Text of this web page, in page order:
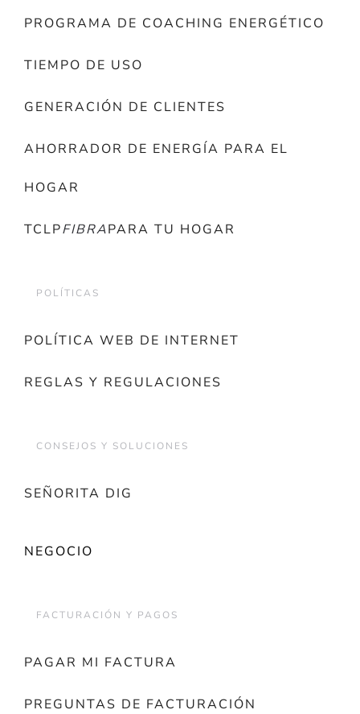
PROGRAMA DE COACHING ENERGÉTICO
TIEMPO DE USO
GENERACIÓN DE CLIENTES
AHORRADOR DE ENERGÍA PARA EL
HOGAR
TCLPFIBRAPARA TU HOGAR
POLÍTICAS
POLÍTICA WEB DE INTERNET
REGLAS Y REGULACIONES
CONSEJOS Y SOLUCIONES
SEÑORITA DIG
NEGOCIO
FACTURACIÓN Y PAGOS
PAGAR MI FACTURA
PREGUNTAS DE FACTURACIÓN